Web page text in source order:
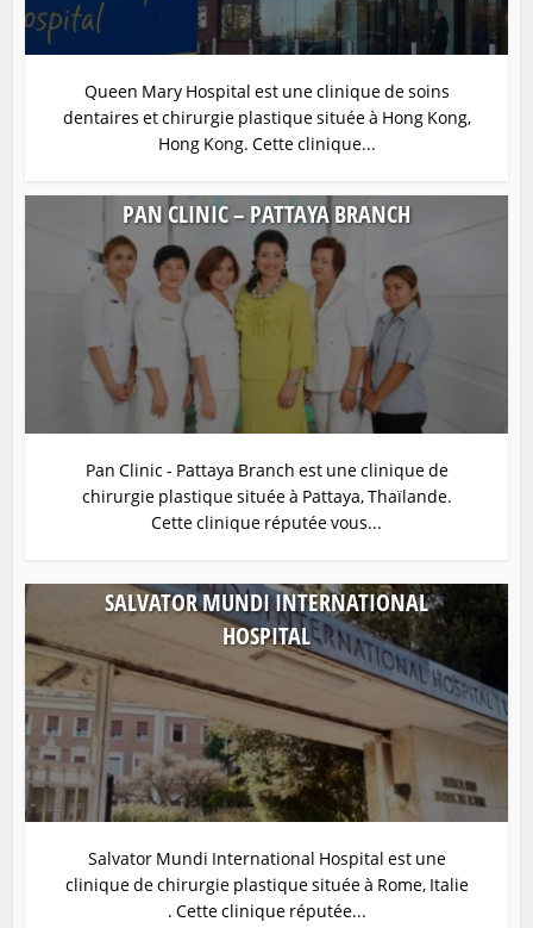
Queen Mary Hospital est une clinique de soins
dentaires et chirurgie plastique située à Hong Kong,
Hong Kong. Cette clinique...
PAN CLINIC – PATTAYA BRANCH
Pan Clinic - Pattaya Branch est une clinique de
chirurgie plastique située à Pattaya, Thaïlande.
Cette clinique réputée vous...
SALVATOR MUNDI INTERNATIONAL
HOSPITAL
Salvator Mundi International Hospital est une
clinique de chirurgie plastique située à Rome, Italie
. Cette clinique réputée...